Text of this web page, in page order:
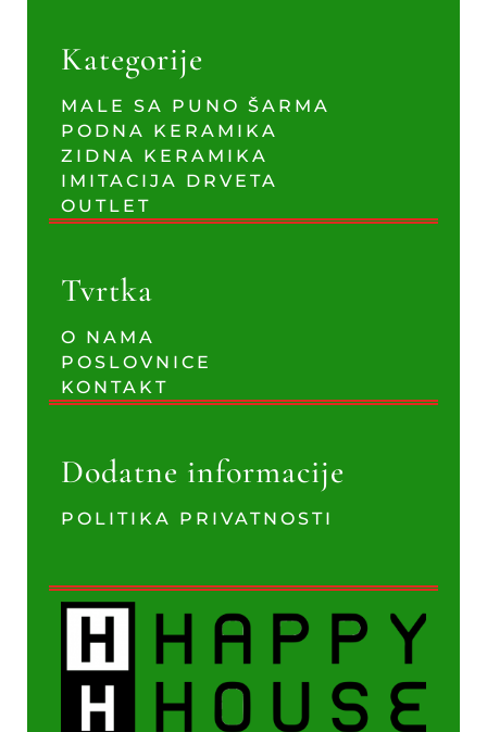
Kategorije
MALE SA PUNO ŠARMA
PODNA KERAMIKA
ZIDNA KERAMIKA
IMITACIJA DRVETA
OUTLET
Tvrtka
O NAMA
POSLOVNICE
KONTAKT
Dodatne informacije
POLITIKA PRIVATNOSTI